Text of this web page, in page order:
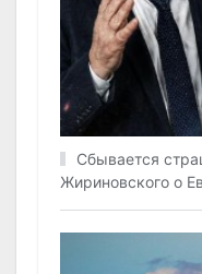
Сбывается
Жириновского о